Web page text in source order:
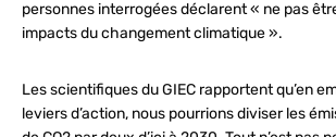
personnes interrogées déclarent « ne pas
impacts du changement climatique ».
Les scientifiques du GIEC rapportent qu’en
leviers d’action, nous pourrions diviser les